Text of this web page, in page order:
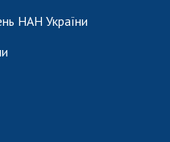
НАН України